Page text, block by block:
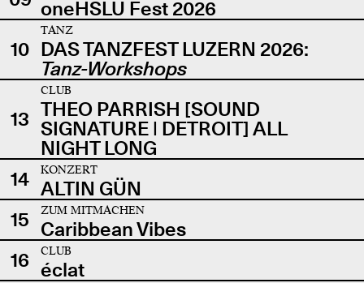
oneHSLU Fest 2026
10
TANZ
DAS TANZFEST LUZERN 2026:
Tanz-Workshops
13
CLUB
THEO PARRISH [SOUND
SIGNATURE | DETROIT] ALL
NIGHT LONG
14
KONZERT
ALTIN GÜN
15
ZUM MITMACHEN
Caribbean Vibes
16
CLUB
éclat